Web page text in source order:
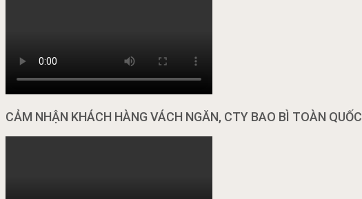
CẢM NHẬN KHÁCH HÀNG VÁCH NGĂN, CTY BAO BÌ TOÀN QUỐC